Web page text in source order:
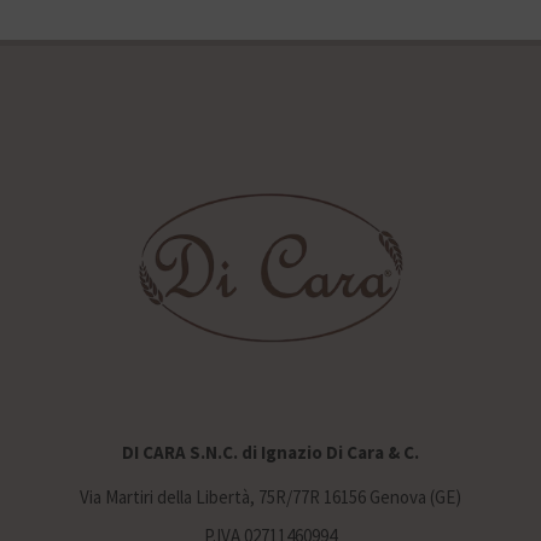
DI CARA S.N.C. di Ignazio Di Cara & C.
Via Martiri della Libertà, 75R/77R 16156 Genova (GE)
P.IVA 02711460994